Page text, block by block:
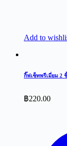
Add to
กิ๊ฟเซ็ทพรีเมี่ยม 2
฿220.00